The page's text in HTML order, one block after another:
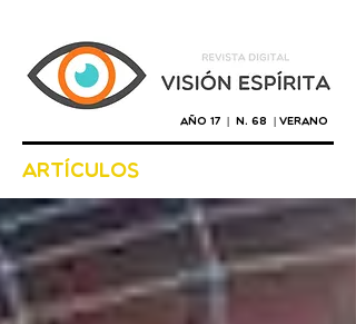
Año 17 | n. 68 | verano
artículos